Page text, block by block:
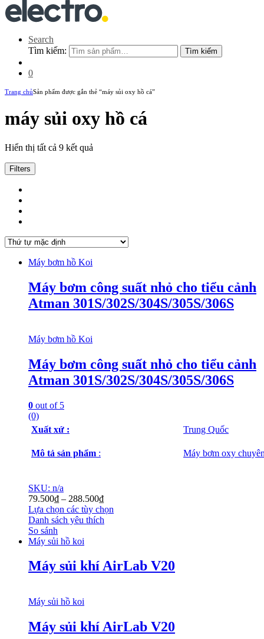
Search
Tìm kiếm:
Tìm kiếm
0
Trang chủSản phẩm được gắn thẻ “máy sủi oxy hồ cá”
máy sủi oxy hồ cá
Hiển thị tất cả 9 kết quả
Filters
Máy bơm hồ Koi
Máy bơm công suất nhỏ cho tiểu cảnh
Atman 301S/302S/304S/305S/306S
Máy bơm hồ Koi
Máy bơm công suất nhỏ cho tiểu cảnh
Atman 301S/302S/304S/305S/306S
0 out of 5
(0)
Xuất xứ :
Trung Quốc
Mô tả sản phẩm : Máy bơm oxy
SKU: n/a
79.500₫ – 288.500₫
Lựa chọn các tùy chọn
Danh sách yêu thích
So sánh
Máy sủi hồ koi
Máy sủi khí AirLab V20
Máy sủi hồ koi
Máy sủi khí AirLab V20